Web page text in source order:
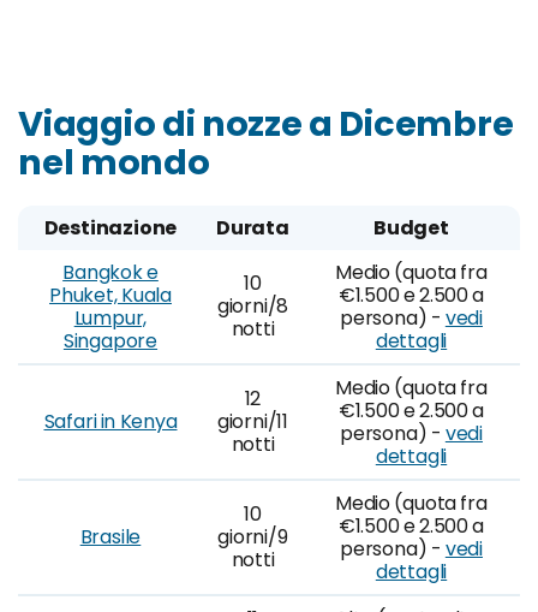
Viaggio di nozze a Dicembre
nel mondo
Destinazione Durata
Budget
Bangkok e
Phuket, Kuala
Lumpur,
Singapore
10
giorni/8
notti
Medio (quota fra
€1.500 e 2.500 a
persona) - vedi
dettagli
Safari in Kenya
12
giorni/11
notti
Medio (quota fra
€1.500 e 2.500 a
persona) - vedi
dettagli
Brasile
10
giorni/9
notti
Medio (quota fra
€1.500 e 2.500 a
persona) - vedi
dettagli